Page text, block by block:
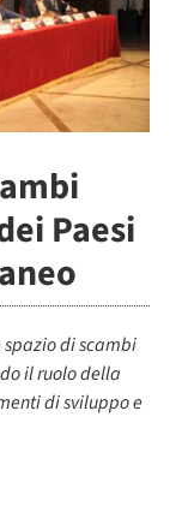
Paesi
di scambi
il ruolo della
di sviluppo e